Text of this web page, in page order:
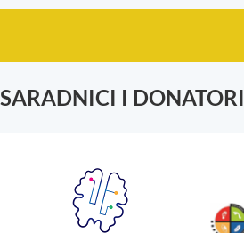
SARADNICI I DONATORI